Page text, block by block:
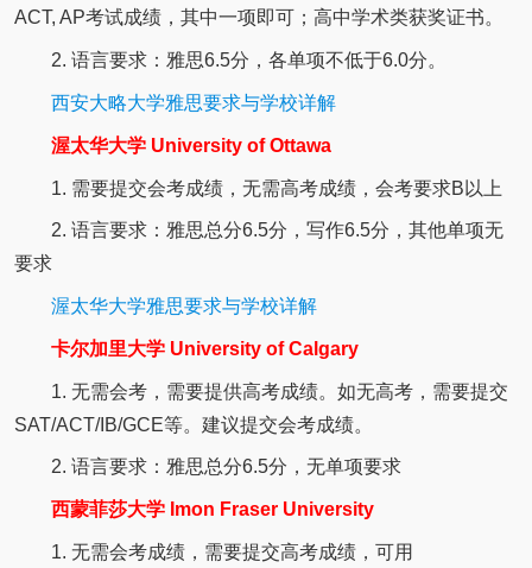
ACT, AP考试成绩，其中一项即可；高中学术类获奖证书。
2. 语言要求：雅思6.5分，各单项不低于6.0分。
西安大略大学雅思要求与学校详解
渥太华大学 University of Ottawa
1. 需要提交会考成绩，无需高考成绩，会考要求B以上
2. 语言要求：雅思总分6.5分，写作6.5分，其他单项无
要求
渥太华大学雅思要求与学校详解
卡尔加里大学 University of Calgary
1. 无需会考，需要提供高考成绩。如无高考，需要提交
SAT/ACT/IB/GCE等。建议提交会考成绩。
2. 语言要求：雅思总分6.5分，无单项要求
西蒙菲莎大学 Imon Fraser University
1. 无需会考成绩，需要提交高考成绩，可用